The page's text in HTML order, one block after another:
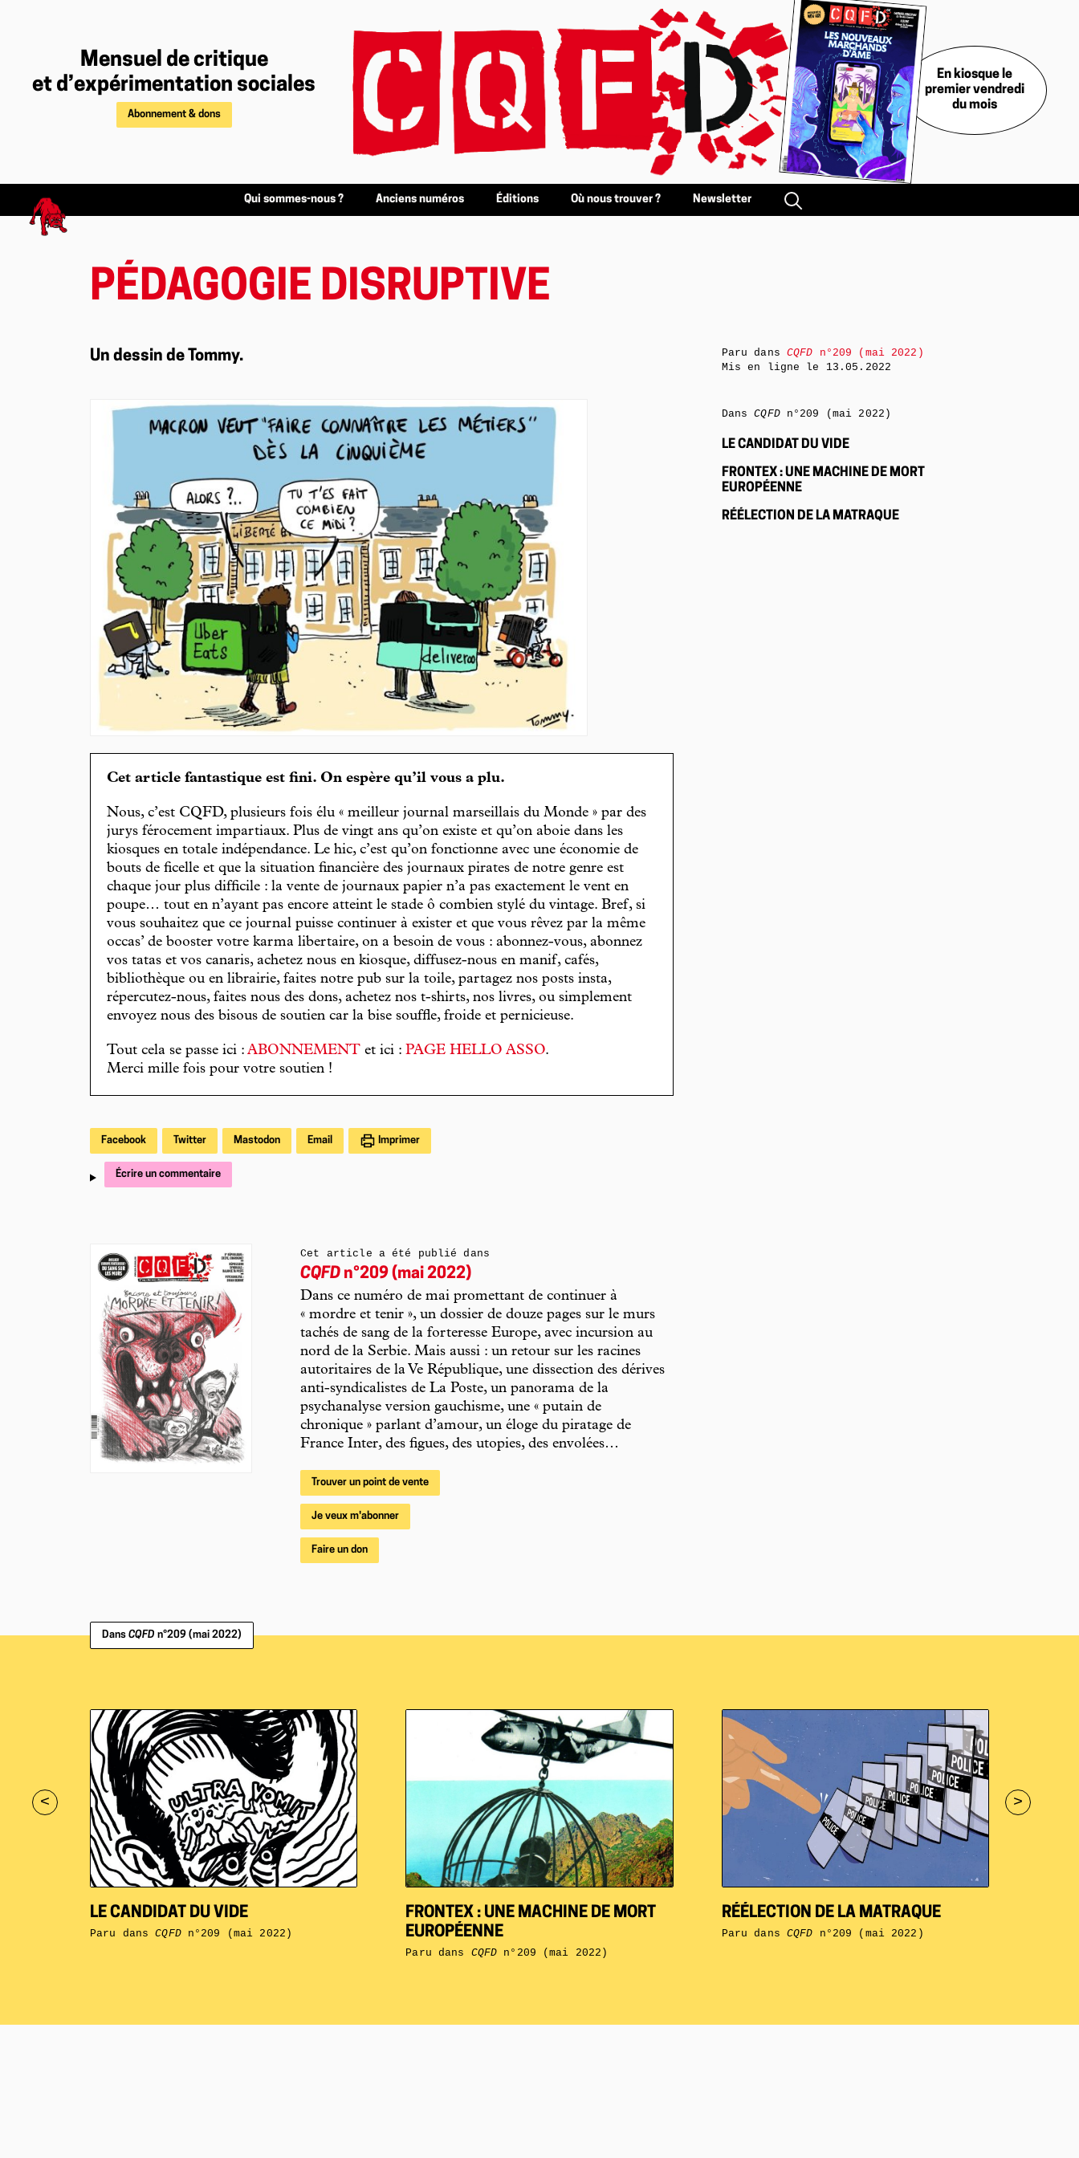
Mensuel de critique
et d’expérimentation sociales
Abonnement & dons
En kiosque le
premier vendredi
du mois
Qui sommes-nous ? Anciens numéros Éditions Où nous trouver ? Newsletter
PÉDAGOGIE DISRUPTIVE
Un dessin de Tommy.
Cet article fantastique est fini. On espère qu’il vous a plu.
Nous, c’est CQFD, plusieurs fois élu « meilleur journal marseillais du Monde » par des
jurys férocement impartiaux. Plus de vingt ans qu’on existe et qu’on aboie dans les
kiosques en totale indépendance. Le hic, c’est qu’on fonctionne avec une économie de
bouts de ficelle et que la situation financière des journaux pirates de notre genre est
chaque jour plus difficile : la vente de journaux papier n’a pas exactement le vent en
poupe… tout en n’ayant pas encore atteint le stade ô combien stylé du vintage. Bref, si
vous souhaitez que ce journal puisse continuer à exister et que vous rêvez par la même
occas’ de booster votre karma libertaire, on a besoin de vous : abonnez-vous, abonnez
vos tatas et vos canaris, achetez nous en kiosque, diffusez-nous en manif, cafés,
bibliothèque ou en librairie, faites notre pub sur la toile, partagez nos posts insta,
répercutez-nous, faites nous des dons, achetez nos t-shirts, nos livres, ou simplement
envoyez nous des bisous de soutien car la bise souffle, froide et pernicieuse.
Tout cela se passe ici : ABONNEMENT et ici : PAGE HELLO ASSO.
Merci mille fois pour votre soutien !
Facebook Twitter Mastodon Email Imprimer
Écrire un commentaire
Cet article a été publié dans
CQFD n°209 (mai 2022)
Dans ce numéro de mai promettant de continuer à
« mordre et tenir », un dossier de douze pages sur le murs
tachés de sang de la forteresse Europe, avec incursion au
nord de la Serbie. Mais aussi : un retour sur les racines
autoritaires de la Ve République, une dissection des dérives
anti-syndicalistes de La Poste, un panorama de la
psychanalyse version gauchisme, une « putain de
chronique » parlant d’amour, un éloge du piratage de
France Inter, des figues, des utopies, des envolées…
Trouver un point de vente
Je veux m'abonner
Faire un don
Paru dans CQFD n°209 (mai 2022)
Mis en ligne le 13.05.2022
DansCQFDn°209 (mai 2022)
LE CANDIDAT DU VIDE
FRONTEX : UNE MACHINE DE MORT
EUROPÉENNE
RÉÉLECTION DE LA MATRAQUE
< >
Dans CQFD n°209 (mai 2022)
LE CANDIDAT DU VIDE
Paru dansCQFDn°209 (mai 2022)
FRONTEX : UNE MACHINE DE MORT
EUROPÉENNE
Paru dans CQFD n°209 (mai 2022)
RÉÉLECTION DE LA MATRAQUE
Paru dans CQFD n°209 (mai 2022)